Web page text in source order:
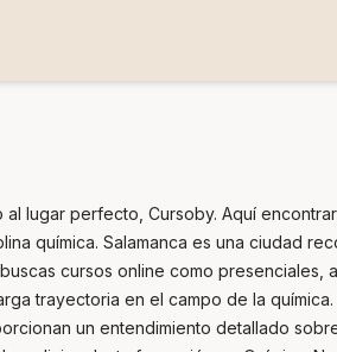
al lugar perfecto, Cursoby. Aquí
química. Salamanca es una ciudad
cursos online como
trayectoria en el campo de la
un entendimiento detallado